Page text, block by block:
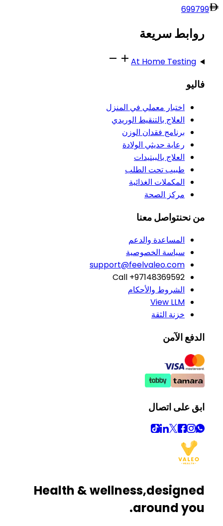
699799
روابط سريعة
At Home Testing
فاليو
اختبار معملي في المنزل
العلاج بالتنقيط الوريدي
برنامج فقدان الوزن
رعاية حديثي الولادة
العلاج بالببتيدات
طبيب تحت الطلب
المكملات الغذائية
مركز الصحة
من نحنتواصل معنا
المساعدة والدعم
سياسة الخصوصية
support@feelvaleo.com
Call +97148369592
الشروط والأحكام
View LLM
خزنة الثقة
الدفع الآمن
ابق على اتصال
Health & wellness,designed
around you.